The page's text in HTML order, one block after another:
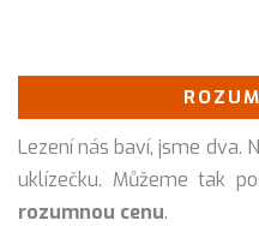
Lezení nás baví, jsme dva.
uklízečku. Můžeme tak
rozumnou cenu.